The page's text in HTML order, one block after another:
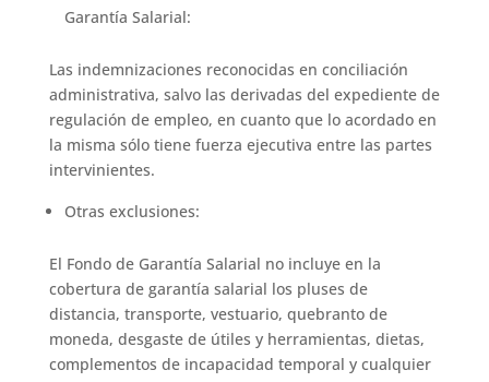
Garantía Salarial:
Las indemnizaciones reconocidas en conciliación
administrativa, salvo las derivadas del expediente de
regulación de empleo, en cuanto que lo acordado en
la misma sólo tiene fuerza ejecutiva entre las partes
intervinientes.
Otras exclusiones:
El Fondo de Garantía Salarial no incluye en la
cobertura de garantía salarial los pluses de
distancia, transporte, vestuario, quebranto de
moneda, desgaste de útiles y herramientas, dietas,
complementos de incapacidad temporal y cualquier